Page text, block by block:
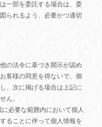
一部を委託する場合は、委
られるよう、必要かつ適切
の法令に基づき開示が認め
客様の同意を得ないで、個
、次に掲げる場合は上記に
ん。
必要な範囲内において個人
ることに伴って個人情報を